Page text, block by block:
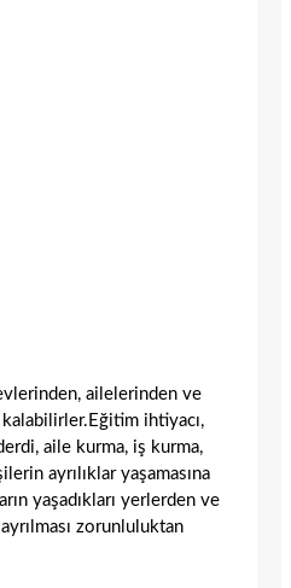
ailelerinden ve
kalabilirler.Eğitim ihtiyacı,
aile kurma, iş kurma,
ayrılıklar yaşamasına
yaşadıkları yerlerden ve
zorunluluktan